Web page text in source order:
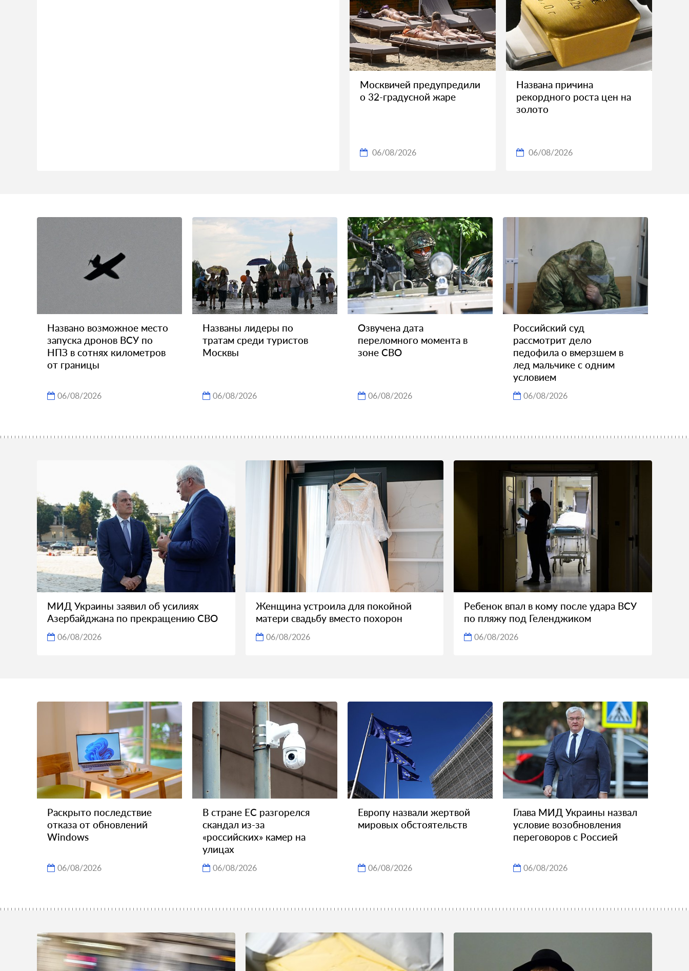
Москвичей предупредили
о 32-градусной жаре
06/08/2026
Названа причина
рекордного роста цен на
золото
06/08/2026
Названо возможное место
запуска дронов ВСУ по
НПЗ в сотнях километров
от границы
06/08/2026
Названы лидеры по
тратам среди туристов
Москвы
06/08/2026
Озвучена дата
переломного момента в
зоне СВО
06/08/2026
Российский суд
рассмотрит дело
педофила о вмерзшем в
лед мальчике с одним
условием
06/08/2026
МИД Украины заявил об усилиях
Азербайджана по прекращению СВО
06/08/2026
Женщина устроила для покойной
матери свадьбу вместо похорон
06/08/2026
Ребенок впал в кому после удара ВСУ
по пляжу под Геленджиком
06/08/2026
Раскрыто последствие
отказа от обновлений
Windows
06/08/2026
В стране ЕС разгорелся
скандал из-за
«российских» камер на
улицах
06/08/2026
Европу назвали жертвой
мировых обстоятельств
06/08/2026
Глава МИД Украины назвал
условие возобновления
переговоров с Россией
06/08/2026